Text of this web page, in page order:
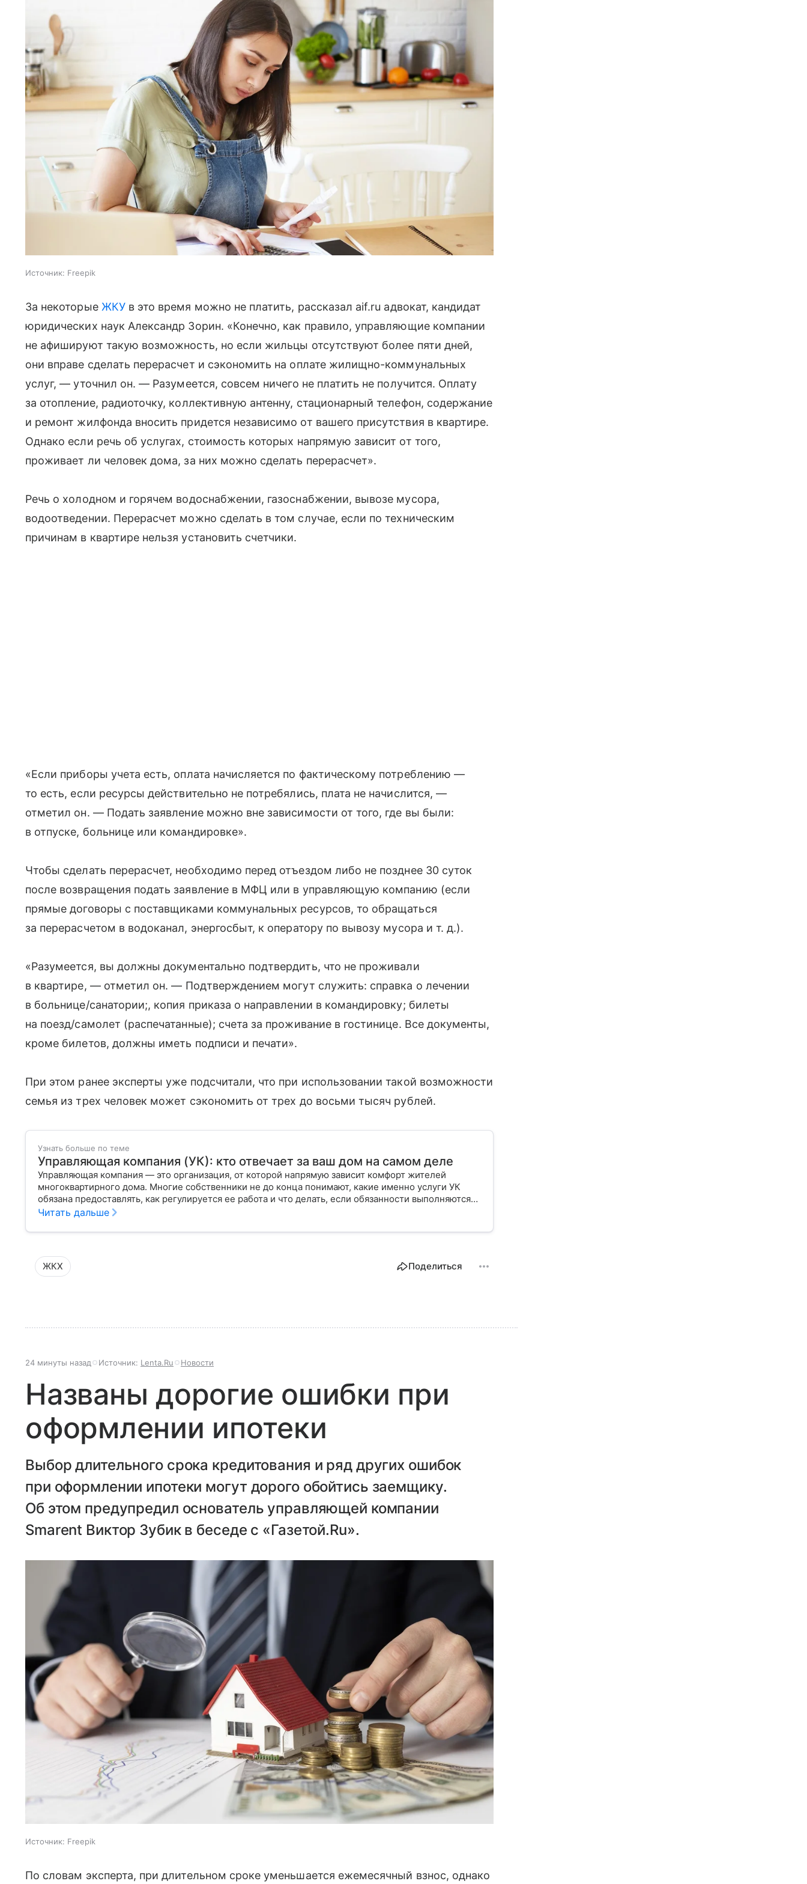
Источник: Freepik
За некоторые ЖКУв это время можно не платить, рассказал aif.ru адвокат, кандидат
юридических наук Александр Зорин. «Конечно, как правило, управляющие компании
не афишируют такую возможность, но если жильцы отсутствуют более пяти дней,
они вправе сделать перерасчет и сэкономить на оплате жилищно-коммунальных
услуг, — уточнил он. — Разумеется, совсем ничего не платить не получится. Оплату
за отопление, радиоточку, коллективную антенну, стационарный телефон, содержание
и ремонт жилфонда вносить придется независимо от вашего присутствия в квартире.
Однако если речь об услугах, стоимость которых напрямую зависит от того,
проживает ли человек дома, за них можно сделать перерасчет».
Речь о холодном и горячем водоснабжении, газоснабжении, вывозе мусора,
водоотведении. Перерасчет можно сделать в том случае, если по техническим
причинам в квартире нельзя установить счетчики.
«Если приборы учета есть, оплата начисляется по фактическому потреблению —
то есть, если ресурсы действительно не потребялись, плата не начислится, —
отметил он. — Подать заявление можно вне зависимости от того, где вы были:
в отпуске, больнице или командировке».
Чтобы сделать перерасчет, необходимо перед отъездом либо не позднее 30 суток
после возвращения подать заявление в МФЦ или в управляющую компанию (если
прямые договоры с поставщиками коммунальных ресурсов, то обращаться
за перерасчетом в водоканал, энергосбыт, к оператору по вывозу мусора и т. д.).
«Разумеется, вы должны документально подтвердить, что не проживали
в квартире, — отметил он. — Подтверждением могут служить: справка о лечении
в больнице/санатории;, копия приказа о направлении в командировку; билеты
на поезд/самолет (распечатанные); счета за проживание в гостинице. Все документы,
кроме билетов, должны иметь подписи и печати».
При этом ранее эксперты уже подсчитали, что при использовании такой возможности
семья из трех человек может сэкономить от трех до восьми тысяч рублей.
Узнать больше по теме
Управляющая компания (УК): кто отвечает за ваш дом на самом деле
Управляющая компания — это организация, от которой напрямую зависит комфорт жителей
многоквартирного дома. Многие собственники не до конца понимают, какие именно услуги УК
обязана предоставлять, как регулируется ее работа и что делать, если обязанности выполняются
плохо.
Читать дальше
ЖКХ Поделиться
24 минуты назад Источник: Lenta.Ru Новости
Названы дорогие ошибки при
оформлении ипотеки
Выбор длительного срока кредитования и ряд других ошибок
при оформлении ипотеки могут дорого обойтись заемщику.
Об этом предупредил основатель управляющей компании
Smarent Виктор Зубик в беседе с «Газетой.Ru».
Источник: Freepik
По словам эксперта, при длительном сроке уменьшается ежемесячный взнос, однако